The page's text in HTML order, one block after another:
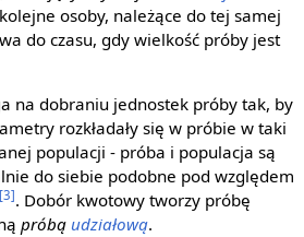
osoby, należące do tej samej
do czasu, gdy wielkość próby jest
na dobraniu jednostek próby tak, by
rozkładały się w próbie w taki
populacji - próba i populacja są
do siebie podobne pod względem
[3]. Dobór kwotowy tworzy próbę
próbą udziałową.